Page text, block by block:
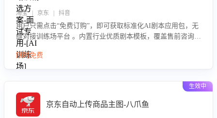
淘宝 | 京东 | 抖音
用户只需点击“免费订购”，即可获取标准化AI剧本应用包，无
缝对接训练场平台 。内置行业优质剧本模板，覆盖售前咨询、
售后处理等全场景，消除复杂部署流程，节省90%的初始化时
间，助力企业快速启动智能客服训练
限时免费
生效中
京东自动上传商品主图-八爪鱼